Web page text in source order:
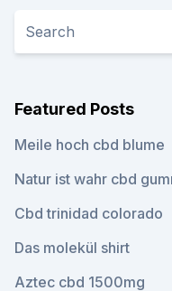
Featured Posts
Meile hoch cbd blume
Natur ist wahr cbd
Cbd trinidad colorado
Das molekül shirt
Aztec cbd 1500mg